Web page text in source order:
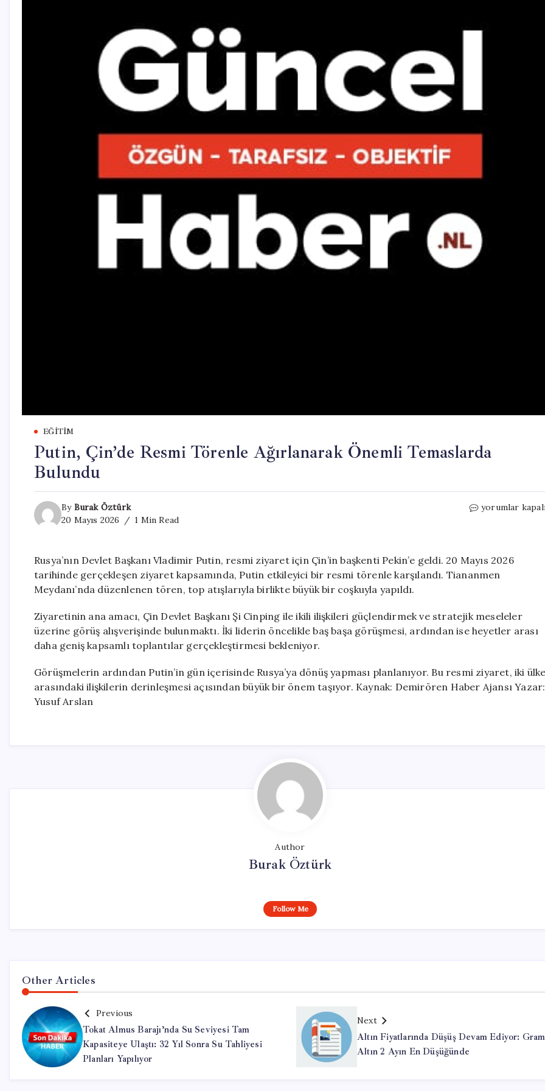
EĞITIM
Putin, Çin’de Resmi Törenle Ağırlanarak Önemli Temaslarda
Bulundu
By Burak Öztürk
20 Mayıs 2026
1 Min Read
Putin,
Ağırlanarak
yorumlar
Rusya’nın Devlet Başkanı Vladimir Putin, resmi ziyaret için Çin’in başkenti Pekin’e geldi. 20 Mayıs 2026
tarihinde gerçekleşen ziyaret kapsamında, Putin etkileyici bir resmi törenle karşılandı. Tiananmen
Meydanı’nda düzenlenen tören, top atışlarıyla birlikte büyük bir coşkuyla yapıldı.
Ziyaretinin ana amacı, Çin Devlet Başkanı Şi Cinping ile ikili ilişkileri güçlendirmek ve stratejik meseleler
üzerine görüş alışverişinde bulunmaktı. İki liderin öncelikle baş başa görüşmesi, ardından ise heyetler arası
daha geniş kapsamlı toplantılar gerçekleştirmesi bekleniyor.
Görüşmelerin ardından Putin’in gün içerisinde Rusya’ya dönüş yapması planlanıyor. Bu resmi ziyaret, iki
arasındaki ilişkilerin derinleşmesi açısından büyük bir önem taşıyor. Kaynak: Demirören Haber Ajansı Yazar:
Yusuf Arslan
Author
Burak Öztürk
Follow Me
Other Articles
Previous
Tokat Almus Barajı’nda Su Seviyesi Tam
Kapasiteye Ulaştı: 32 Yıl Sonra Su Tahliyesi
Planları Yapılıyor
Next
Altın Fiyatlarında Düşüş Devam Ediyor: Gram
Altın 2 Ayın En Düşüğünde